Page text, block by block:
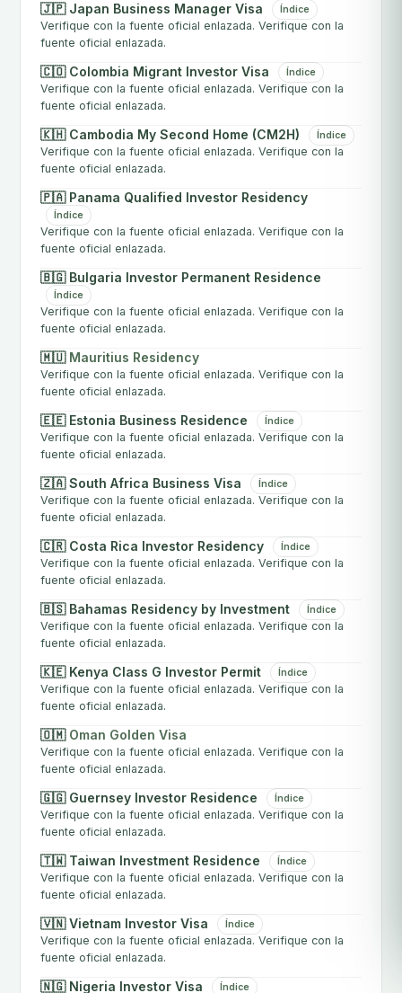
🇯🇵 Japan Business Manager Visa Índice
Verifique con la fuente oficial enlazada. Verifique con la
fuente oficial enlazada.
🇨🇴 Colombia Migrant Investor Visa Índice
Verifique con la fuente oficial enlazada. Verifique con la
fuente oficial enlazada.
🇰🇭 Cambodia My Second Home (CM2H) Índice
Verifique con la fuente oficial enlazada. Verifique con la
fuente oficial enlazada.
🇵🇦 Panama Qualified Investor Residency
Índice
Verifique con la fuente oficial enlazada. Verifique con la
fuente oficial enlazada.
🇧🇬 Bulgaria Investor Permanent Residence
Índice
Verifique con la fuente oficial enlazada. Verifique con la
fuente oficial enlazada.
🇲🇺 Mauritius Residency
Verifique con la fuente oficial enlazada. Verifique con la
fuente oficial enlazada.
🇪🇪 Estonia Business Residence Índice
Verifique con la fuente oficial enlazada. Verifique con la
fuente oficial enlazada.
🇿🇦 South Africa Business Visa Índice
Verifique con la fuente oficial enlazada. Verifique con la
fuente oficial enlazada.
🇨🇷 Costa Rica Investor Residency Índice
Verifique con la fuente oficial enlazada. Verifique con la
fuente oficial enlazada.
🇧🇸 Bahamas Residency by Investment Índice
Verifique con la fuente oficial enlazada. Verifique con la
fuente oficial enlazada.
🇰🇪 Kenya Class G Investor Permit Índice
Verifique con la fuente oficial enlazada. Verifique con la
fuente oficial enlazada.
🇴🇲 Oman Golden Visa
Verifique con la fuente oficial enlazada. Verifique con la
fuente oficial enlazada.
🇬🇬 Guernsey Investor Residence Índice
Verifique con la fuente oficial enlazada. Verifique con la
fuente oficial enlazada.
🇹🇼 Taiwan Investment Residence Índice
Verifique con la fuente oficial enlazada. Verifique con la
fuente oficial enlazada.
🇻🇳 Vietnam Investor Visa Índice
Verifique con la fuente oficial enlazada. Verifique con la
fuente oficial enlazada.
🇳🇬 Nigeria Investor Visa Índice